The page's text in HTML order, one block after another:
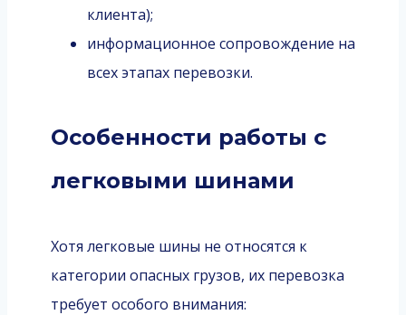
клиента);
информационное сопровождение на
всех этапах перевозки.
Особенности работы с
легковыми шинами
Хотя легковые шины не относятся к
категории опасных грузов, их перевозка
требует особого внимания: